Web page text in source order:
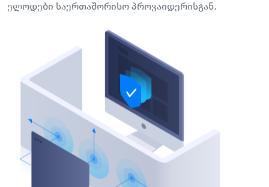
ელოდები საერთაშორისო პროვაიდერისგან.